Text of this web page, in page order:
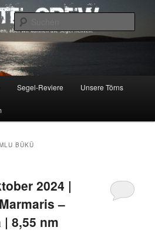
bestimmen, aber wir können die Segel
Segel-Reviere Unsere Törns
BÜKÜ
2024 |
–
8,55 nm